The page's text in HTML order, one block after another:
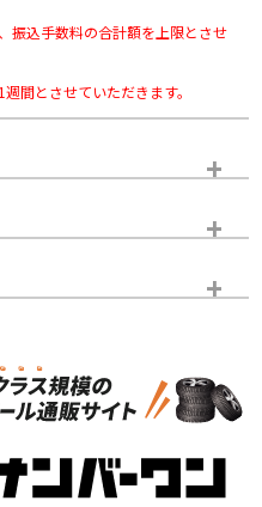
振込手数料の合計額を上限とさせ
間とさせていただきます。
判断しておりますので、あら
ださい。
S
新車外し品（新古
付き